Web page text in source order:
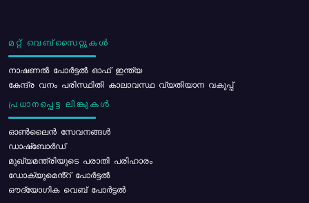
മറ്റ് വെബ്സൈറ്റുകൾ
നാഷണൽ പോർട്ടൽ ഓഫ് ഇന്ത്യ
കേന്ദ്ര വനം പരിസ്ഥിതി കാലാവസ്ഥ വ്യതിയാന വകുപ്പ്
പ്രധാനപ്പെട്ട ലിങ്കുകൾ
ഓൺലൈൻ സേവനങ്ങൾ
ഡാഷ്ബോർഡ്
മുഖ്യമന്ത്രിയുടെ പരാതി പരിഹാരം
ഡോക്യുമെൻ്റ് പോർട്ടൽ
ഔദ്യോഗിക വെബ് പോർട്ടൽ